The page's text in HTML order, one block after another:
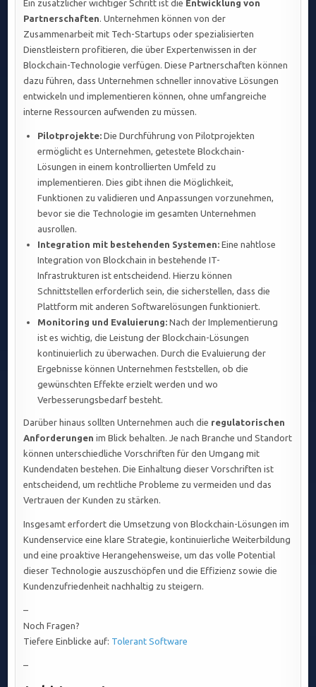
Ein zusätzlicher wichtiger Schritt ist die Entwicklung von
Partnerschaften. Unternehmen können von der
Zusammenarbeit mit Tech-Startups oder spezialisierten
Dienstleistern profitieren, die über Expertenwissen in der
Blockchain-Technologie verfügen. Diese Partnerschaften können
dazu führen, dass Unternehmen schneller innovative Lösungen
entwickeln und implementieren können, ohne umfangreiche
interne Ressourcen aufwenden zu müssen.
Pilotprojekte: Die Durchführung von Pilotprojekten
ermöglicht es Unternehmen, getestete Blockchain-
Lösungen in einem kontrollierten Umfeld zu
implementieren. Dies gibt ihnen die Möglichkeit,
Funktionen zu validieren und Anpassungen vorzunehmen,
bevor sie die Technologie im gesamten Unternehmen
ausrollen.
Integration mit bestehenden Systemen: Eine nahtlose
Integration von Blockchain in bestehende IT-
Infrastrukturen ist entscheidend. Hierzu können
Schnittstellen erforderlich sein, die sicherstellen, dass die
Plattform mit anderen Softwarelösungen funktioniert.
Monitoring und Evaluierung: Nach der Implementierung
ist es wichtig, die Leistung der Blockchain-Lösungen
kontinuierlich zu überwachen. Durch die Evaluierung der
Ergebnisse können Unternehmen feststellen, ob die
gewünschten Effekte erzielt werden und wo
Verbesserungsbedarf besteht.
Darüber hinaus sollten Unternehmen auch die regulatorischen
Anforderungen im Blick behalten. Je nach Branche und Standort
können unterschiedliche Vorschriften für den Umgang mit
Kundendaten bestehen. Die Einhaltung dieser Vorschriften ist
entscheidend, um rechtliche Probleme zu vermeiden und das
Vertrauen der Kunden zu stärken.
Insgesamt erfordert die Umsetzung von Blockchain-Lösungen im
Kundenservice eine klare Strategie, kontinuierliche Weiterbildung
und eine proaktive Herangehensweise, um das volle Potential
dieser Technologie auszuschöpfen und die Effizienz sowie die
Kundenzufriedenheit nachhaltig zu steigern.
–
Noch Fragen?
Tiefere Einblicke auf: Tolerant Software
–